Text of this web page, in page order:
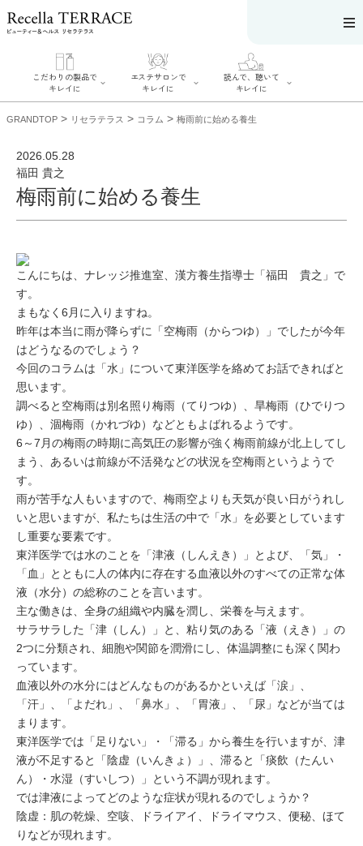
こだわりの製品で
キレイに
こだわりの製品
でキレイに
SERIES#02 水へ
のこだわり
SERIES#03 無
添加化粧品につ
エステサロンで
キレイに
エステサロンで
いるサロンを探
定とは？
肌改善のプロと
は？
読んで、聴いて
キレイに
レイに
一覧
奥迫協子スペシ
ニキビ 日焼け 首
のしわ 敏感肌 た
ミューズへの伝
言
GRANDTOP > リセラテラス > コラム > 梅雨前に始める養生
2026.05.28
福田 貴之
梅雨前に始める養生
こんにちは、ナレッジ推進室、漢方養生指導士「福田 貴之」で
す。
まもなく6月に入りますね。
昨年は本当に雨が降らずに「空梅雨（からつゆ）」でしたが今年
はどうなるのでしょう？
今回のコラムは「水」について東洋医学を絡めてお話できればと
思います。
調べると空梅雨は別名照り梅雨（てりつゆ）、旱梅雨（ひでりつ
ゆ）、涸梅雨（かれづゆ）などともよばれるようです。
6～7月の梅雨の時期に高気圧の影響が強く梅雨前線が北上してし
まう、あるいは前線が不活発などの状況を空梅雨というようで
す。
雨が苦手な人もいますので、梅雨空よりも天気が良い日がうれし
いと思いますが、私たちは生活の中で「水」を必要としています
し重要な要素です。
東洋医学では水のことを「津液（しんえき）」とよび、「気」・
「血」とともに人の体内に存在する血液以外のすべての正常な体
液（水分）の総称のことを言います。
主な働きは、全身の組織や内臓を潤し、栄養を与えます。
サラサラした「津（しん）」と、粘り気のある「液（えき）」の
2つに分類され、細胞や関節を潤滑にし、体温調整にも深く関わ
っています。
血液以外の水分にはどんなものがあるかといえば「涙」、
「汗」、「よだれ」、「鼻水」、「胃液」、「尿」などが当ては
まります。
東洋医学では「足りない」・「滞る」から養生を行いますが、津
液が不足すると「陰虚（いんきょ）」、滞ると「痰飲（たんい
ん）・水湿（すいしつ）」という不調が現れます。
では津液によってどのような症状が現れるのでしょうか？
陰虚：肌の乾燥、空咳、ドライアイ、ドライマウス、便秘、ほて
りなどが現れます。